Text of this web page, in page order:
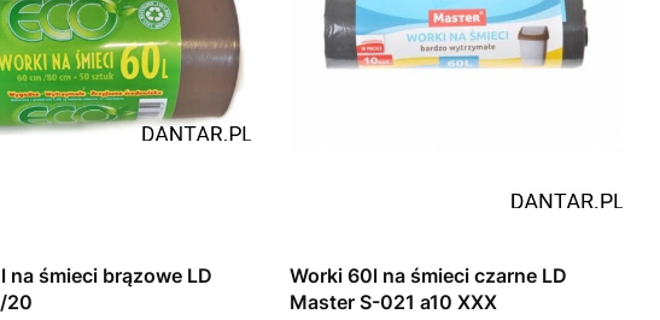
na śmieci brązowe LD
20
Worki 60l na śmieci czarne LD
Master S-021 a10 XXX